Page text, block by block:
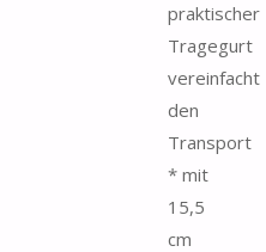
praktischer
Tragegurt
vereinfacht
den
Transport
* mit
15,5
cm